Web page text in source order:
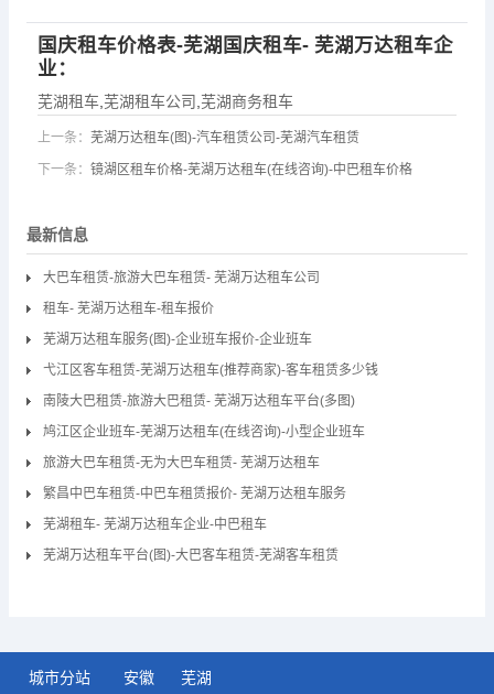
国庆租车价格表-芜湖国庆租车- 芜湖万达租车企
业：
芜湖租车 芜湖租车公司 芜湖商务租车
上一条： 芜湖万达租车(图)-汽车租赁公司-芜湖汽车租赁
下一条： 镜湖区租车价格-芜湖万达租车(在线咨询)-中巴租车价格
最新信息
大巴车租赁-旅游大巴车租赁- 芜湖万达租车公司
租车- 芜湖万达租车-租车报价
芜湖万达租车服务(图)-企业班车报价-企业班车
弋江区客车租赁-芜湖万达租车(推荐商家)-客车租赁多少钱
南陵大巴租赁-旅游大巴租赁- 芜湖万达租车平台(多图)
鸠江区企业班车-芜湖万达租车(在线咨询)-小型企业班车
旅游大巴车租赁-无为大巴车租赁- 芜湖万达租车
繁昌中巴车租赁-中巴车租赁报价- 芜湖万达租车服务
芜湖租车- 芜湖万达租车企业-中巴租车
芜湖万达租车平台(图)-大巴客车租赁-芜湖客车租赁
城市分站 安徽 芜湖